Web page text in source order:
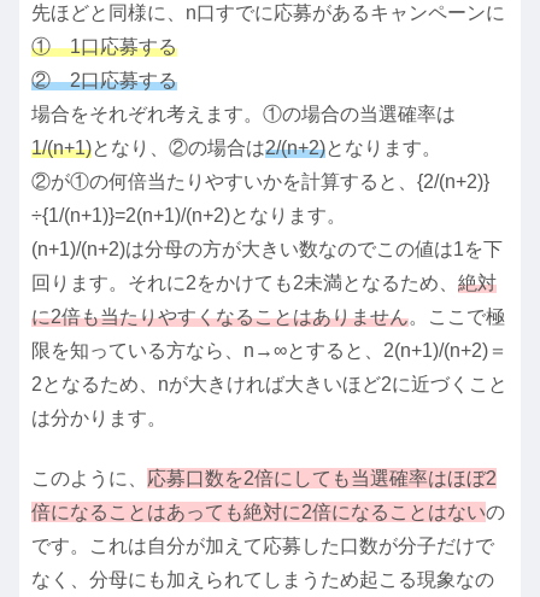
先ほどと同様に、n口すでに応募があるキャンペーンに
① 1口応募する
② 2口応募する
場合をそれぞれ考えます。①の場合の当選確率は
1/(n+1)となり、②の場合は2/(n+2)となります。
②が①の何倍当たりやすいかを計算すると、{2/(n+2)}
÷{1/(n+1)}=2(n+1)/(n+2)となります。
(n+1)/(n+2)は分母の方が大きい数なのでこの値は1を下
回ります。それに2をかけても2未満となるため、 絶対
に2倍も当たりやすくなることはありません。ここで極
限を知っている方なら、n→∞とすると、2(n+1)/(n+2)＝
2となるため、nが大きければ大きいほど2に近づくこと
は分かります。
このように、 応募口数を2倍にしても当選確率はほぼ2
倍になることはあっても絶対に2倍になることはないの
です。これは自分が加えて応募した口数が分子だけで
なく、分母にも加えられてしまうため起こる現象なの